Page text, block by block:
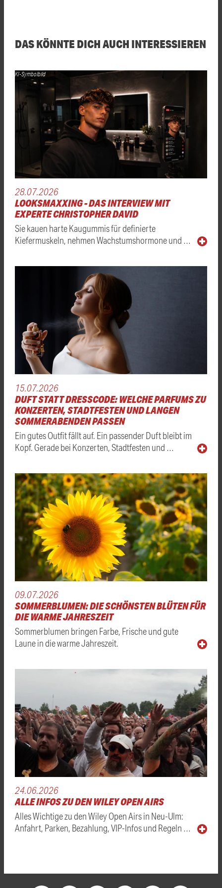
DAS KÖNNTE DICH AUCH INTERESSIEREN
KI-Symbolbild
28.07.2026
LOOKSMAXXING - DAS INTERVIEW MIT
EXPERTE CHRISTOPHER DAVID
Sie kauen harte Kaugummis für definierte
Kiefermuskeln, nehmen Wachstumshormone und …
15.07.2026
DUFT STATT DRESSCODE: WELCHE PARFUMS ZU
KONZERTEN, STADTFESTEN UND LANGEN
SOMMERABENDEN PASSEN
Ein gutes Outfit fällt auf. Ein passender Duft bleibt im
Kopf. Gerade bei Konzerten, Stadtfesten und …
09.07.2026
SOMMERBLUMEN: DIE SCHÖNSTEN BLÜTEN FÜR
DIE WARME JAHRESZEIT
Sommerblumen bringen Farbe, Frische und gute
Laune in die warme Jahreszeit.
24.06.2026
ALLE INFOS ZU DEN WILEY OPEN AIRS
Alles Wichtige zu den Wiley Open Airs in Neu-Ulm:
Anfahrt, Parken, Bezahlung, VIP-Infos und Regeln …